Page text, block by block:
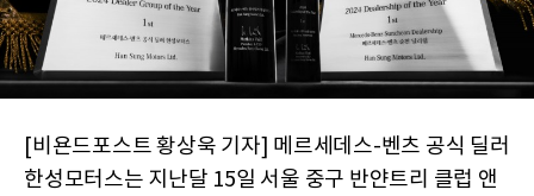
[비욘드포스트 황상욱 기자] 메르세데스-벤츠 공식 딜러
한성모터스는 지난달 15일 서울 중구 반얀트리 클럽 앤